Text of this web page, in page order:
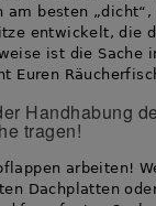
am besten
entwickelt, die
ist die Sache
Euren
Handhabung
tragen!
arbeiten!
Dachplatten